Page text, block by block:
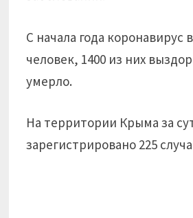
С начала года коронавирус
человек, 1400 из них
умерло.
На территории Крыма за
зарегистрировано 225